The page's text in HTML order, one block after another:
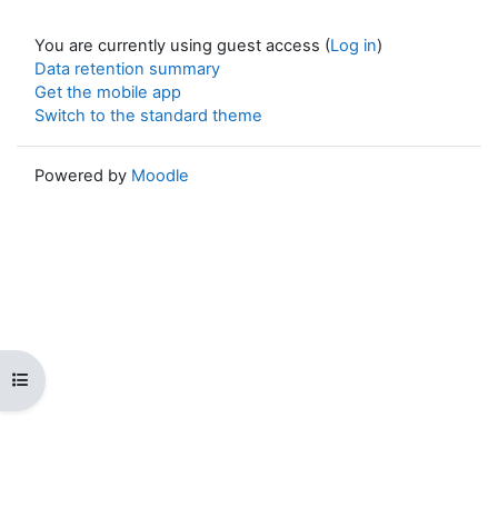
Open course index
You are currently using guest access (Log in)
Data retention summary
Get the mobile app
Switch to the standard theme
Powered by Moodle